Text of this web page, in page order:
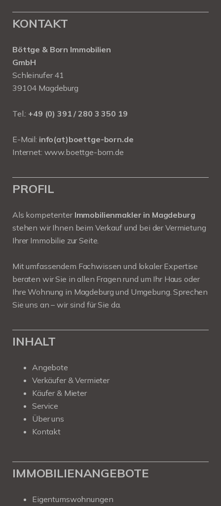
KONTAKT
Böttge & Born Immobilien
GmbH
Schleinufer 41
39104 Magdeburg
Tel.: +49 (0) 391 / 280 3 350 19
E-Mail: info(at)boettge-born.de
Internet: www.boettge-born.de
PROFIL
Als kompetenter Immobilienmakler in Magdeburg
stehen wir Ihnen beim Verkauf und bei der Vermietung
Ihrer Immobilie zur Seite.
Mit umfassendem Fachwissen und lokaler Expertise
beraten wir Sie in allen Fragen rund um Ihr Haus oder
Ihre Wohnung in Magdeburg und Umgebung. Sprechen
Sie uns an – wir sind für Sie da.
INHALT
Angebote
Verkäufer & Vermieter
Käufer & Mieter
Service
Über uns
Kontakt
IMMOBILIENANGEBOTE
Eigentumswohnungen